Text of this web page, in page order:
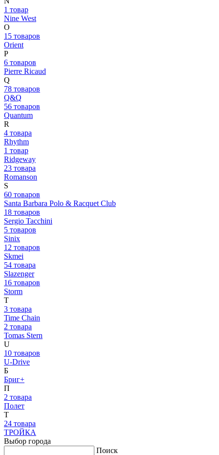
1 товар
Nine West
O
15 товаров
Orient
P
6 товаров
Pierre Ricaud
Q
78 товаров
Q&Q
56 товаров
Quantum
R
4 товара
Rhythm
1 товар
Ridgeway
23 товара
Romanson
S
60 товаров
Santa Barbara Polo & Racquet Club
18 товаров
Sergio Tacchini
5 товаров
Sinix
12 товаров
Skmei
54 товара
Slazenger
16 товаров
Storm
T
3 товара
Time Chain
2 товара
Tomas Stern
U
10 товаров
U-Drive
Б
Бриг+
П
2 товара
Полет
Т
24 товара
ТРОЙКА
Выбор города
Поиск